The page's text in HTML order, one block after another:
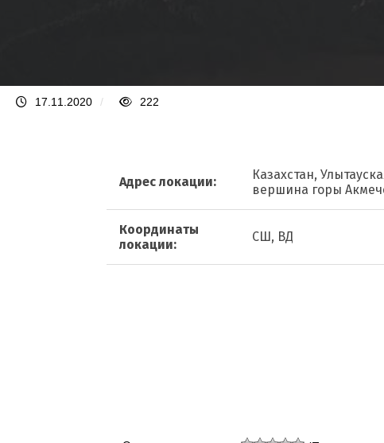
17.11.2020 / 222
Адрес локации:
Казахстан,
вершина горы
Координаты
локации:
СШ, ВД